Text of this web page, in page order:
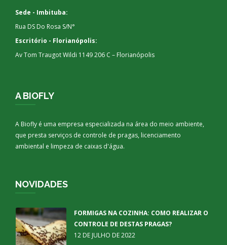
Sede - Imbituba:
Rua DS Do Rosa S/N°
Escritório - Florianópolis:
Av Tom Traugot Wildi 1149 206 C – Florianópolis
A BIOFLY
A Biofly é uma empresa especializada na área do meio ambiente,
que presta serviços de controle de pragas, licenciamento
ambiental e limpeza de caixas d'água.
NOVIDADES
FORMIGAS NA COZINHA: COMO REALIZAR O
CONTROLE DE DESTAS PRAGAS?
12 DE JULHO DE 2022